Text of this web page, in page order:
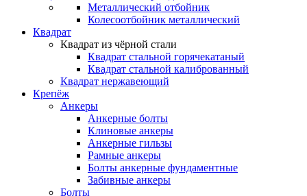
Металлический отбойник
Колесоотбойник металлический
Квадрат
Квадрат из чёрной стали
Квадрат стальной горячекатаный
Квадрат стальной калиброванный
Квадрат нержавеющий
Крепёж
Анкеры
Анкерные болты
Клиновые анкеры
Анкерные гильзы
Рамные анкеры
Болты анкерные фундаментные
Забивные анкеры
Болты